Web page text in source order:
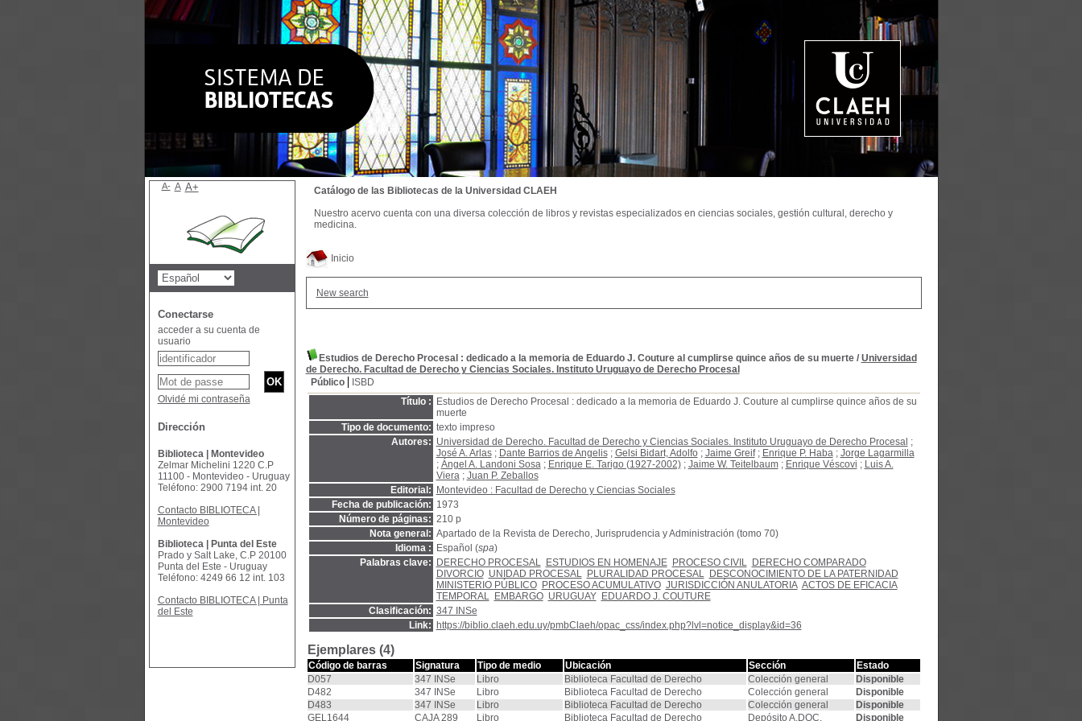
Inicio
New search
Estudios de Derecho Procesal : dedicado a la memoria de Eduardo J. Couture al cumplirse quince años de su muerte/ Universidad
de Derecho. Facultad de Derecho y Ciencias Sociales. Instituto Uruguayo de Derecho Procesal
Público
ISBD
Título :
Estudios de Derecho Procesal : dedicado a la memoria de Eduardo J. Couture al cumplirse quince años de su
muerte
Tipo de documento: texto impreso
Autores: Universidad de Derecho. Facultad de Derecho y Ciencias Sociales. Instituto Uruguayo de Derecho Procesal ;
José A. Arlas; Dante Barrios de Angelis; Gelsi Bidart, Adolfo; Jaime Greif; Enrique P. Haba; Jorge Lagarmilla
; Ángel A. Landoni Sosa; Enrique E. Tarigo (1927-2002); Jaime W. Teitelbaum; Enrique Véscovi ; Luis A.
Viera; Juan P. Zeballos
Editorial:
Montevideo : Facultad de Derecho y Ciencias Sociales
Fecha de publicación: 1973
Número de páginas: 210 p
Nota general: Apartado de la Revista de Derecho, Jurisprudencia y Administración (tomo 70)
Idioma :
Español (spa)
Palabras clave:
DERECHO PROCESAL ESTUDIOS EN HOMENAJE PROCESO CIVIL
DERECHO COMPARADO
DIVORCIO UNIDAD PROCESAL PLURALIDAD PROCESAL
DESCONOCIMIENTO DE LA PATERNIDAD
MINISTERIO PÚBLICO
PROCESO ACUMULATIVO JURISDICCIÓN ANULATORIA ACTOS DE EFICACIA
TEMPORAL
EMBARGO URUGUAY
EDUARDO J. COUTURE
Clasificación: 347 INSe
Link:
https://biblio.claeh.edu.uy/pmbClaeh/opac_css/index.php?lvl=notice_display&id=36
Ejemplares (4)
Código de barras Signatura Tipo de medio Ubicación Sección
Estado
D057
347 INSe Libro Biblioteca Facultad de Derecho Colección general
Disponible
D482
347 INSe Libro Biblioteca Facultad de Derecho Colección general
Disponible
D483
347 INSe Libro Biblioteca Facultad de Derecho Colección general
Disponible
GEL1644
CAJA 289 Libro Biblioteca Facultad de Derecho Depósito A.DOC. Disponible
Catálogo de las Bibliotecas de la Universidad CLAEH
Nuestro acervo cuenta con una diversa colección de libros y revistas especializados en ciencias sociales, gestión cultural, derecho y
medicina.
A- A A+
Conectarse
acceder a su cuenta de
usuario
Olvidé mi contraseña
Dirección
Biblioteca | Montevideo
Zelmar Michelini 1220 C.P
11100 - Montevideo - Uruguay
Teléfono: 2900 7194 int. 20
Contacto BIBLIOTECA |
Montevideo
Biblioteca | Punta del Este
Prado y Salt Lake, C.P 20100
Punta del Este - Uruguay
Teléfono: 4249 66 12 int. 103
Contacto BIBLIOTECA | Punta
del Este